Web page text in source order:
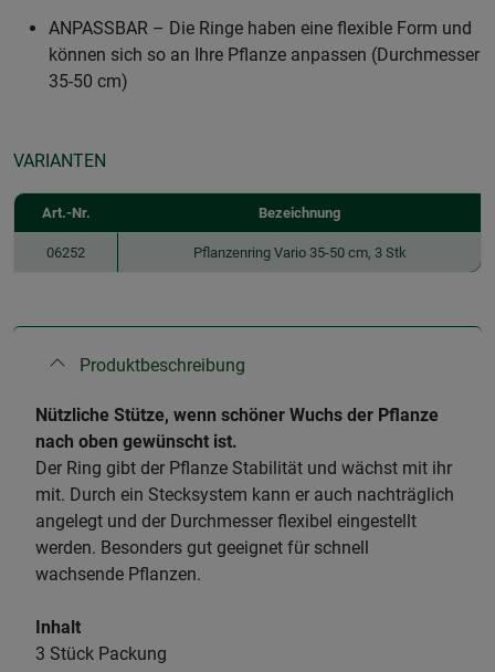
ANPASSBAR – Die Ringe haben eine flexible Form und
können sich so an Ihre Pflanze anpassen (Durchmesser
35-50 cm)
VARIANTEN
Art.-Nr. Bezeichnung
06252 Pflanzenring Vario 35-50 cm, 3 Stk
Produktbeschreibung
Nützliche Stütze, wenn schöner Wuchs der Pflanze
nach oben gewünscht ist.
Der Ring gibt der Pflanze Stabilität und wächst mit ihr
mit. Durch ein Stecksystem kann er auch nachträglich
angelegt und der Durchmesser flexibel eingestellt
werden. Besonders gut geeignet für schnell
wachsende Pflanzen.
Inhalt
3 Stück Packung